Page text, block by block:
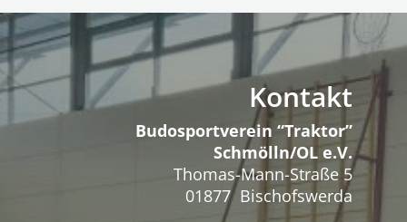
Kontakt
Budosportverein “Traktor”
Schmölln/OL e.V.
Thomas-Mann-Straße 5
01877 Bischofswerda